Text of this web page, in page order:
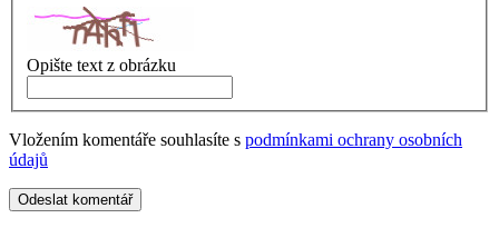
Opište text z obrázku
Vložením komentáře souhlasíte s podmínkami ochrany osobních
údajů
Odeslat komentář